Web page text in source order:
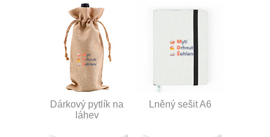
Dárkový pytlík na
láhev
Lněný sešit A6